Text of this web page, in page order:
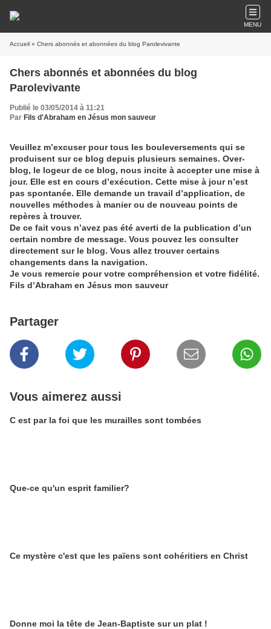
MENU
Accueil » Chers abonnés et abonnées du blog Parolevivante
Chers abonnés et abonnées du blog
Parolevivante
Publié le 03/05/2014 à 11:21
Par Fils d'Abraham en Jésus mon sauveur
Veuillez m’excuser pour tous les bouleversements qui se
produisent sur ce blog depuis plusieurs semaines. Over-
blog, le logeur de ce blog, nous incite à accepter une mise à
jour. Elle est en cours d’exécution. Cette mise à jour n’est
pas spontanée. Elle demande un travail d’application, de
nouvelles méthodes à manier ou de nouveau points de
repères à trouver.
De ce fait vous n’avez pas été averti de la publication d’un
certain nombre de message. Vous pouvez les consulter
directement sur le blog. Vous allez trouver certains
changements dans la navigation.
Je vous remercie pour votre compréhension et votre fidélité.
Fils d’Abraham en Jésus mon sauveur
Partager
Vous aimerez aussi
C est par la foi que les murailles sont tombées
Que-ce qu'un esprit familier?
Ce mystère c'est que les païens sont cohéritiers en Christ
Donne moi la tête de Jean-Baptiste sur un plat !